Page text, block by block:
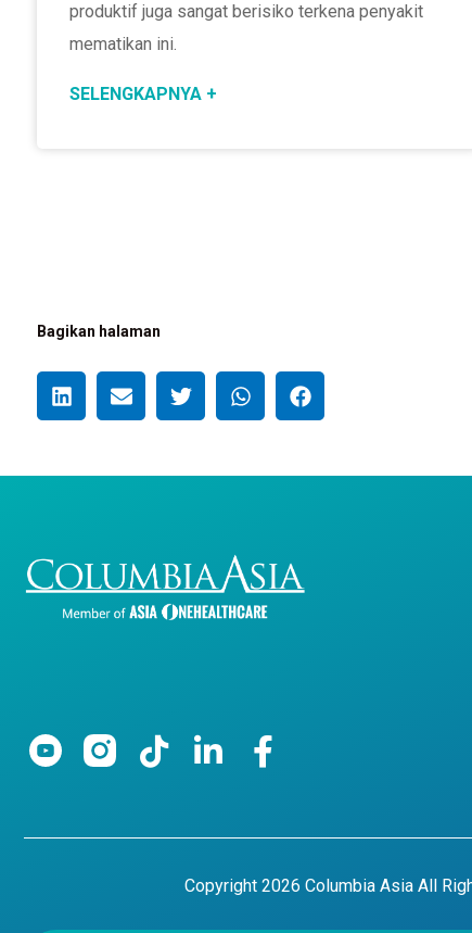
produktif juga sangat berisiko terkena penyakit
mematikan ini.
SELENGKAPNYA +
Bagikan halaman
Copyright 2026 Columbia Asia All